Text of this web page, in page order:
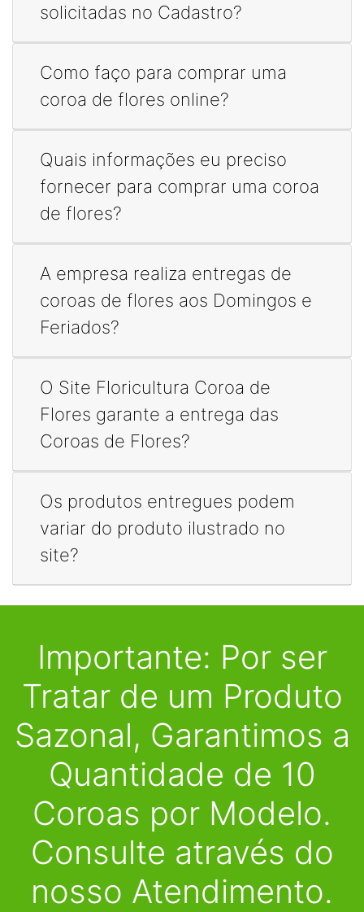
solicitadas no Cadastro?
Como faço para comprar uma
coroa de flores online?
Quais informações eu preciso
fornecer para comprar uma coroa
de flores?
A empresa realiza entregas de
coroas de flores aos Domingos e
Feriados?
O Site Floricultura Coroa de
Flores garante a entrega das
Coroas de Flores?
Os produtos entregues podem
variar do produto ilustrado no
site?
Importante: Por ser
Tratar de um Produto
Sazonal, Garantimos a
Quantidade de 10
Coroas por Modelo.
Consulte através do
nosso Atendimento.